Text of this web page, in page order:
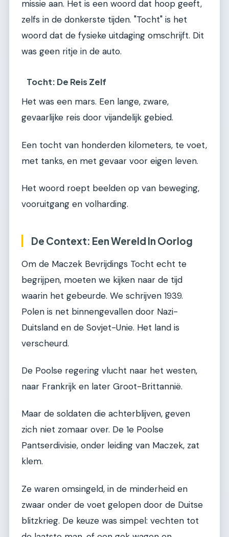
missie aan. Het is een woord dat hoop geeft,
zelfs in de donkerste tijden. "Tocht" is het
woord dat de fysieke uitdaging omschrijft. Dit
was geen ritje in de auto.
Tocht: De Reis Zelf
Het was een mars. Een lange, zware,
gevaarlijke reis door vijandelijk gebied.
Een tocht van honderden kilometers, te voet,
met tanks, en met gevaar voor eigen leven.
Het woord roept beelden op van beweging,
vooruitgang en volharding.
De Context: Een Wereld In Oorlog
Om de Maczek Bevrijdings Tocht echt te
begrijpen, moeten we kijken naar de tijd
waarin het gebeurde. We schrijven 1939.
Polen is net binnengevallen door Nazi-
Duitsland en de Sovjet-Unie. Het land is
verscheurd.
De Poolse regering vlucht naar het westen,
naar Frankrijk en later Groot-Brittannië.
Maar de soldaten die achterblijven, geven
zich niet zomaar over. De 1e Poolse
Pantserdivisie, onder leiding van Maczek, zat
klem.
Ze waren omsingeld, in de minderheid en
zwaar onder de voet gelopen door de Duitse
blitzkrieg. De keuze was simpel: vechten tot